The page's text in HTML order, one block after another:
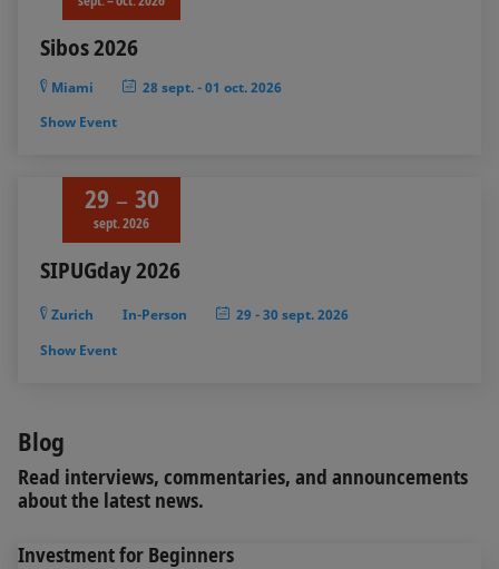
Sibos 2026
Miami 28 sept.-01 oct. 2026
Show Event
29 30
sept. 2026
SIPUGday 2026
Zurich In-Person 29 -30 sept. 2026
Show Event
Blog
Read interviews, commentaries, and announcements
about the latest news.
Investment for Beginners